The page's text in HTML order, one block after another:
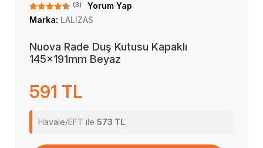
(3)
Yorum Yap
Marka: LALIZAS
Nuova Rade Duş Kutusu Kapaklı
145x191mm Beyaz
591 TL
Havale/EFT ile 573 TL